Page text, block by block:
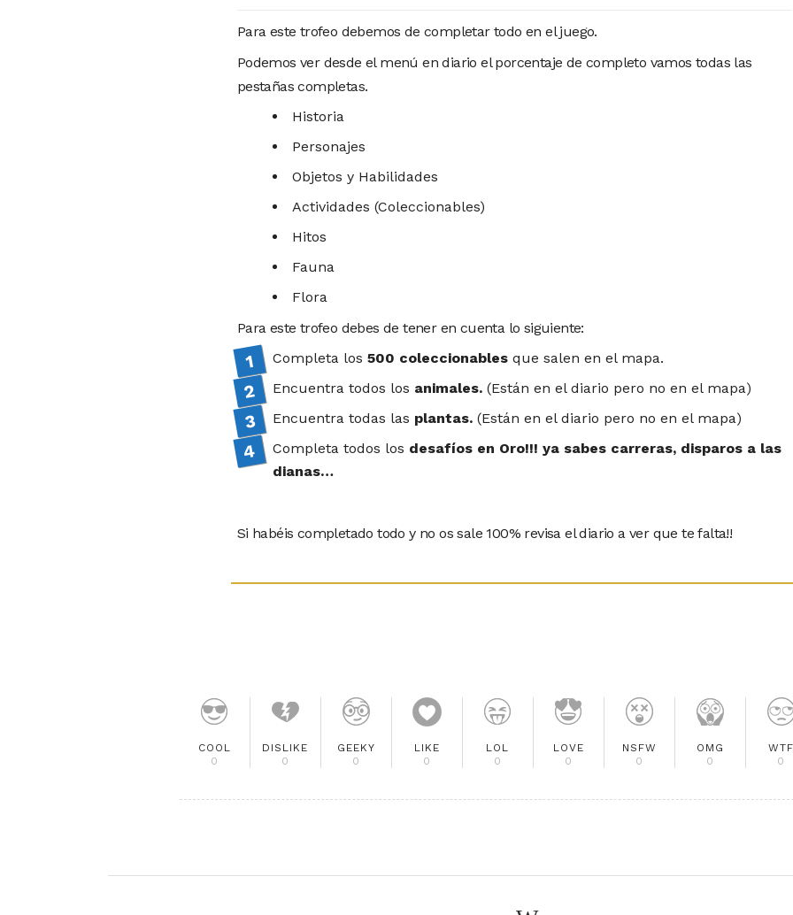
Para este trofeo debemos de completar todo en el juego.
Podemos ver desde el menú en diario el porcentaje de completo vamos todas las
pestañas completas.
Historia
Personajes
Objetos y Habilidades
Actividades (Coleccionables)
Hitos
Fauna
Flora
Para este trofeo debes de tener en cuenta lo siguiente:
Completa los 500 coleccionablesque salen en el mapa.
Encuentra todos los animales. (Están en el diario pero no en el mapa)
Encuentra todas las plantas. (Están en el diario pero no en el mapa)
Completa todos los desafíos en Oro!!! ya sabes carreras, disparos a las
dianas…
Si habéis completado todo y no os sale 100% revisa el diario a ver que te falta!!
COOL
0
DISLIKE
0
GEEKY
0
LIKE
0
LOL
0
LOVE
0
NSFW
0
OMG
0
WTF
0